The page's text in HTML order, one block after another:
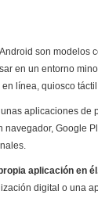
son modelos
en un entorno
línea, quiosco
aplicaciones de
navegador, Google
aplicación en
digital o una